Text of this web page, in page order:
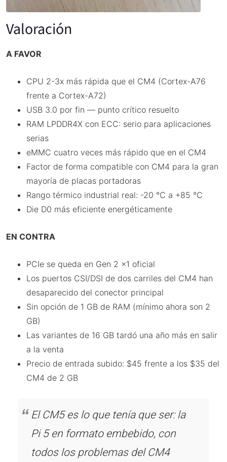
Valoración
A FAVOR
CPU 2-3x más rápida que el CM4 (Cortex-A76
frente a Cortex-A72)
USB 3.0 por fin — punto crítico resuelto
RAM LPDDR4X con ECC: serio para aplicaciones
serias
eMMC cuatro veces más rápido que en el CM4
Factor de forma compatible con CM4 para la gran
mayoría de placas portadoras
Rango térmico industrial real: -20 °C a +85 °C
Die D0 más eficiente energéticamente
EN CONTRA
PCIe se queda en Gen 2 x1 oficial
Los puertos CSI/DSI de dos carriles del CM4 han
desaparecido del conector principal
Sin opción de 1 GB de RAM (mínimo ahora son 2
GB)
Las variantes de 16 GB tardó una año más en salir
a la venta
Precio de entrada subido: $45 frente a los $35 del
CM4 de 2 GB
El CM5 es lo que tenía que ser: la
Pi 5 en formato embebido, con
todos los problemas del CM4